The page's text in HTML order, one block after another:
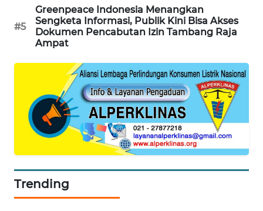
#5
Greenpeace Indonesia Menangkan
Sengketa Informasi, Publik Kini Bisa Akses
Dokumen Pencabutan Izin Tambang Raja
Ampat
Trending
GARONGGANG
NEWS
FISUELRI
ENERGI
NEWS
BERKAT